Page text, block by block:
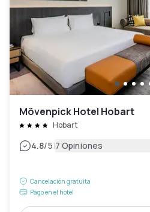
Mövenpick Hotel Hobart
Hobart
4.8/5|7 Opiniones
Cancelación gratuita
Pago en el hotel